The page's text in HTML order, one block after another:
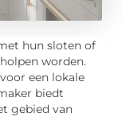
hun sloten of
worden.
een lokale
biedt
gebied van